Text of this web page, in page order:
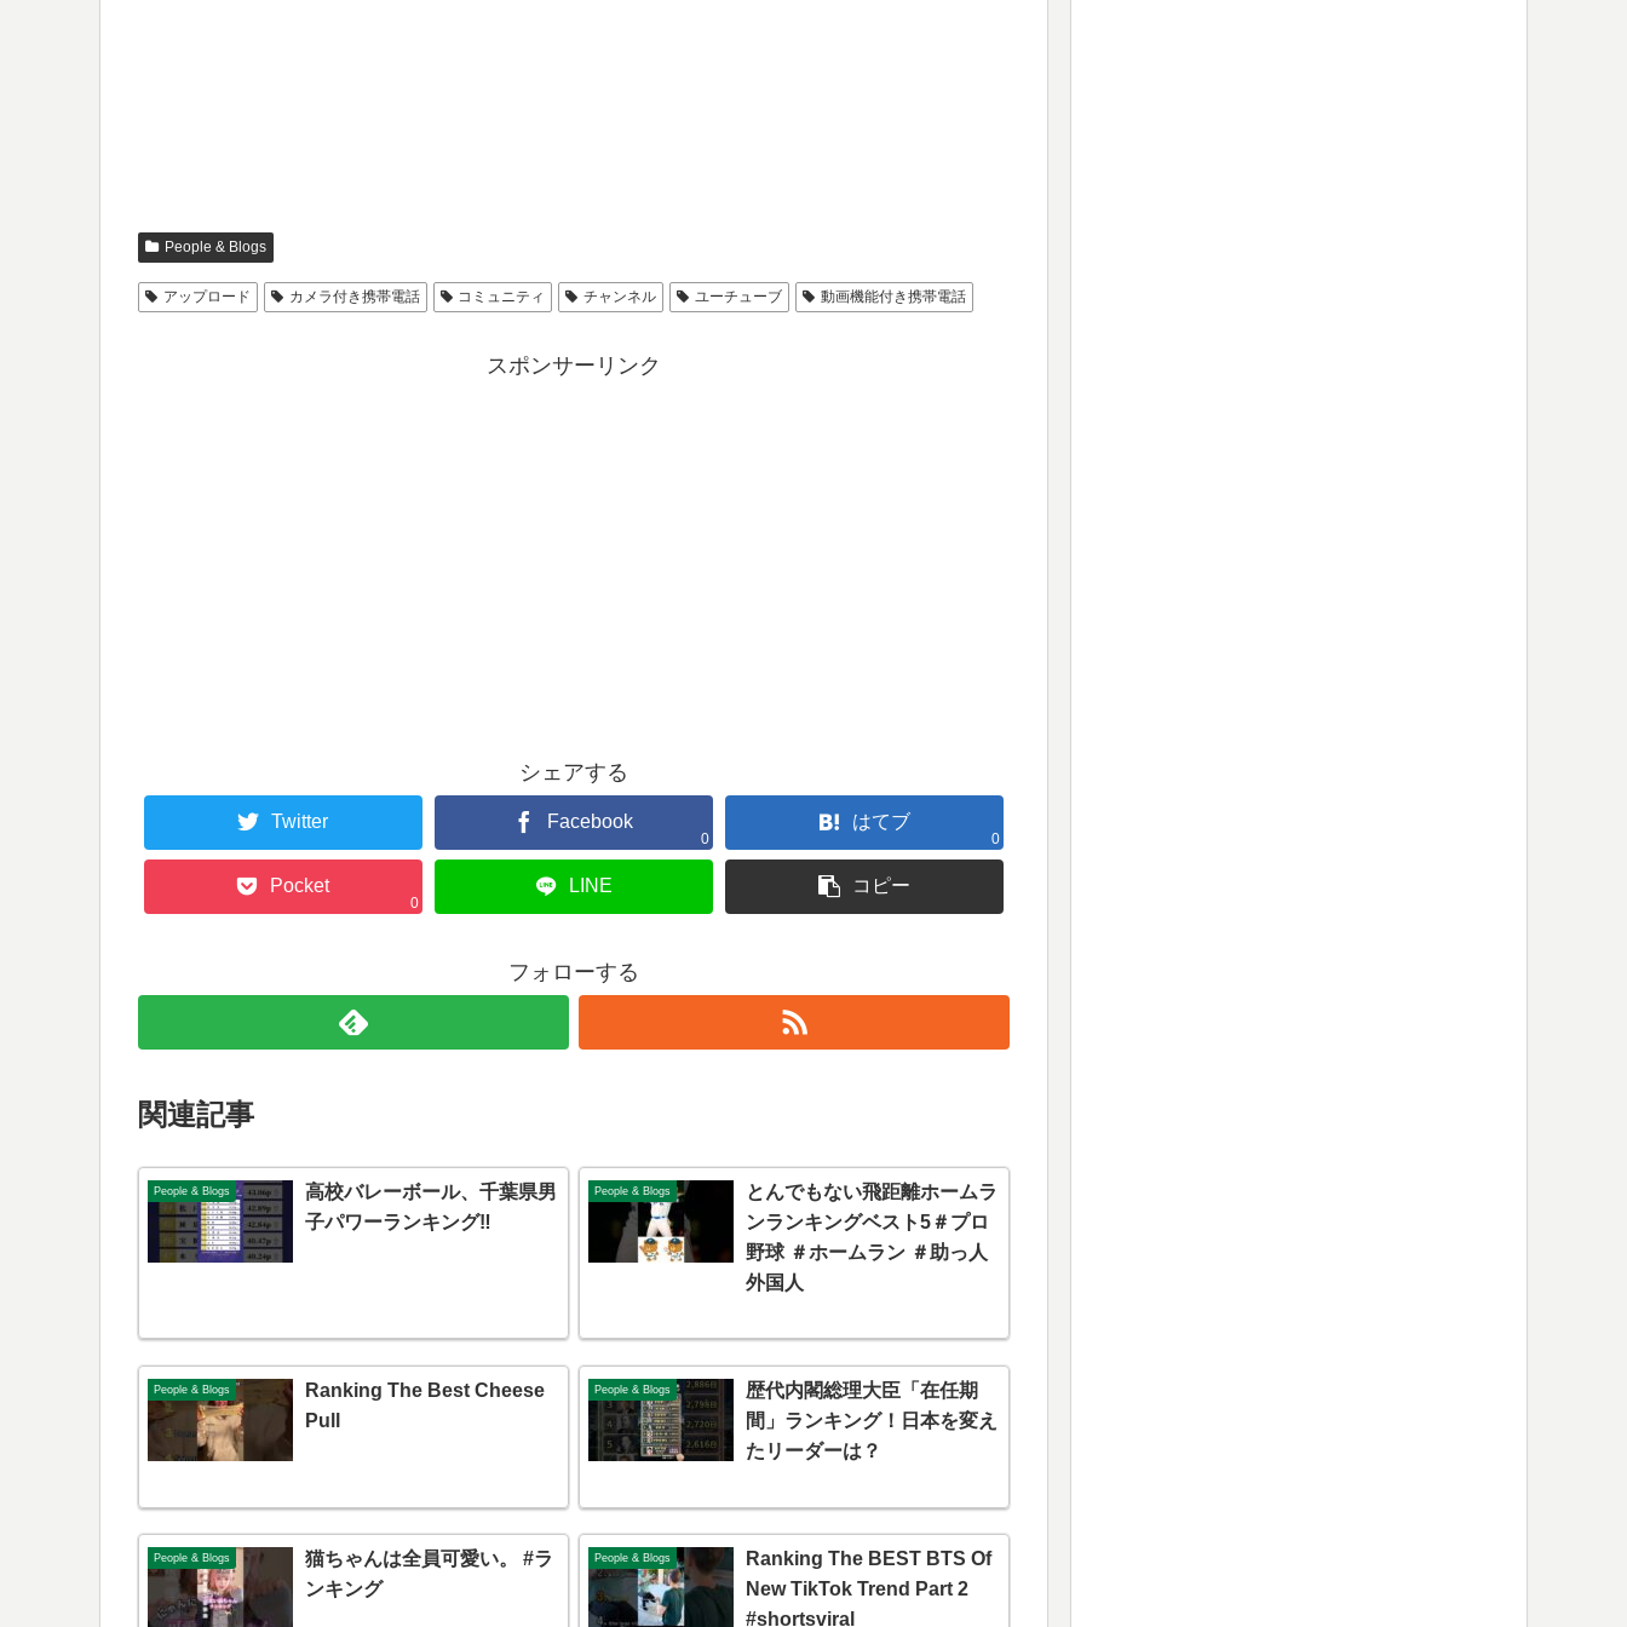
People & Blogs
アップロード カメラ付き携帯電話 コミュニティ チャンネル ユーチューブ 動画機能付き携帯電話
スポンサーリンク
シェアする
Twitter Facebook
0
はてブ
0
Pocket
0
LINE コピー
フォローする
関連記事
People & Blogs
高校バレーボール、千葉県男
子パワーランキング‼️
People & Blogs
とんでもない飛距離ホームラ
ンランキングベスト5＃プロ
野球 ＃ホームラン ＃助っ人
外国人
People & Blogs
Ranking The Best Cheese
Pull
People & Blogs
歴代内閣総理大臣「在任期
間」ランキング！日本を変え
たリーダーは？
People & Blogs
猫ちゃんは全員可愛い。 #ラ
ンキング
People & Blogs
Ranking The BEST BTS Of
New TikTok Trend Part 2
#shortsviral